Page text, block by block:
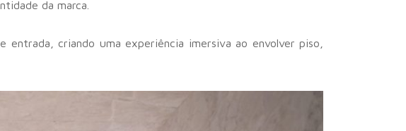
da marca.
criando uma experiência imersiva ao envolver piso,